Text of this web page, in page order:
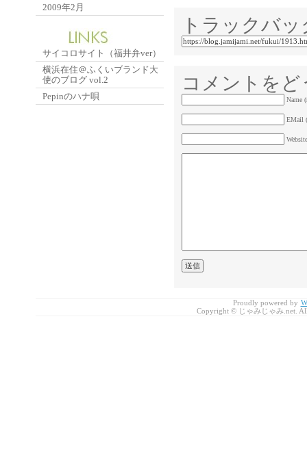
トラックバッ
コメントをど
Name
EMail
2009年2月
サイコロサイト（福井弁ver）
横浜在住＠ふくいブランド大
使のブログ vol.2
Pepinのハナ唄
Proudly powered by
Copyright © じゃみじゃみ.net.